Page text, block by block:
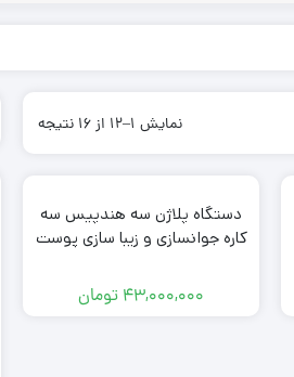
نمایش 1–12 از 16 نتیجه
دستگاه پلاژن سه هندپیس سه
کاره جوانسازی و زیبا سازی پوست
43,000,000 تومان